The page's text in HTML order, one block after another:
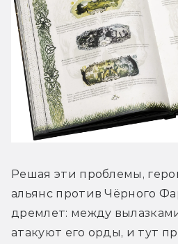
Решая эти проблемы,
альянс против Чёрного
дремлет: между
атакуют его орды, и тут